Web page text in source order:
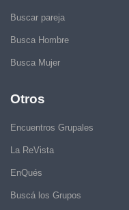
Buscar pareja
Busca Hombre
Busca Mujer
Otros
Encuentros Grupales
La ReVista
EnQués
Buscá los Grupos